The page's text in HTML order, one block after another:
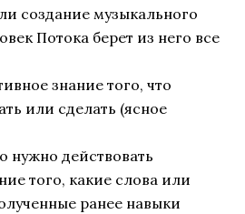
создание музыкального
Потока берет из него все
знание того, что
или сделать (ясное
нужно действовать
того, какие слова или
ранее навыки